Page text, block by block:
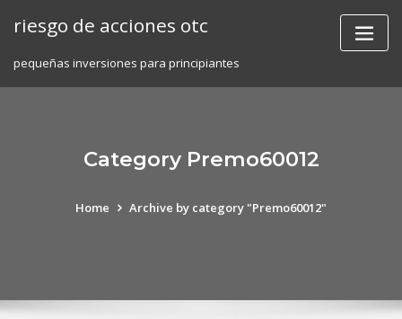
riesgo de acciones otc
pequeñas inversiones para principiantes
Category Premo60012
Home Archive by category "Premo60012"